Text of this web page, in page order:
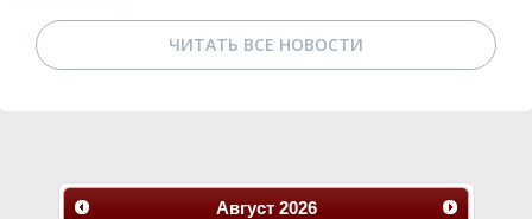
ЧИТАТЬ ВСЕ НОВОСТИ
Август 2026